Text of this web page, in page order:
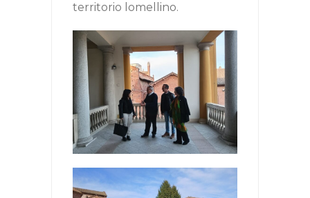
territorio lomellino.